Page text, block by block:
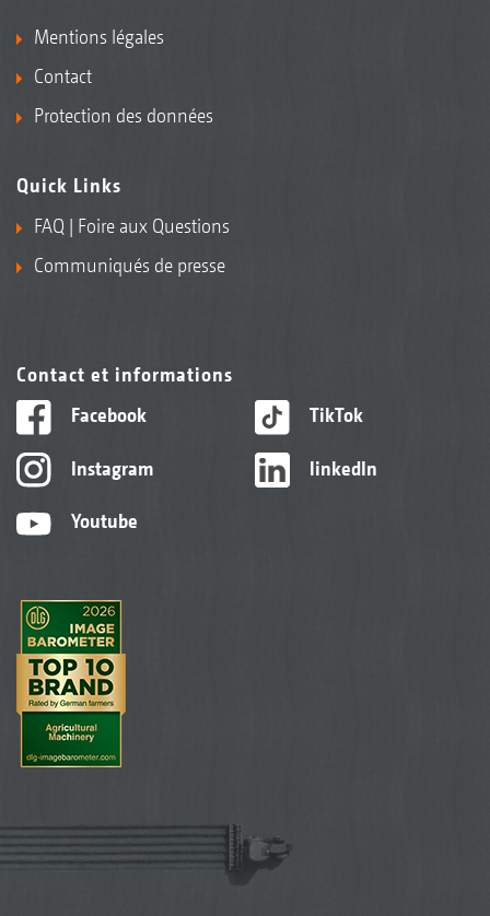
Mentions légales
Contact
Protection des données
Quick Links
FAQ | Foire aux Questions
Communiqués de presse
Contact et informations
Facebook
Instagram
Youtube
TikTok
linkedIn